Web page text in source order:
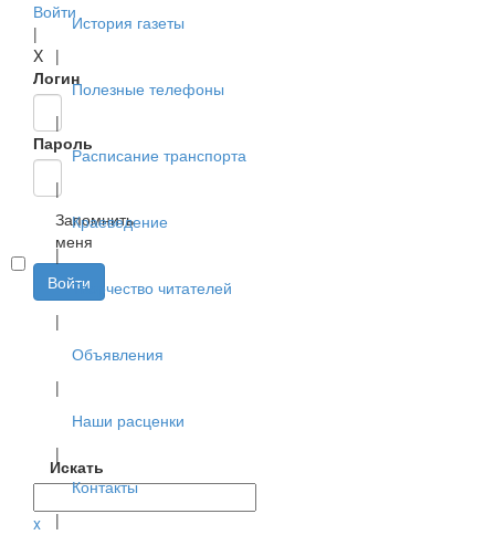
Войти
|
X
Логин
Пароль
Запомнить
меня
Войти
Искать
x
История газеты
|
Полезные телефоны
|
Расписание транспорта
|
Краеведение
|
Творчество читателей
|
Объявления
|
Наши расценки
|
Контакты
|